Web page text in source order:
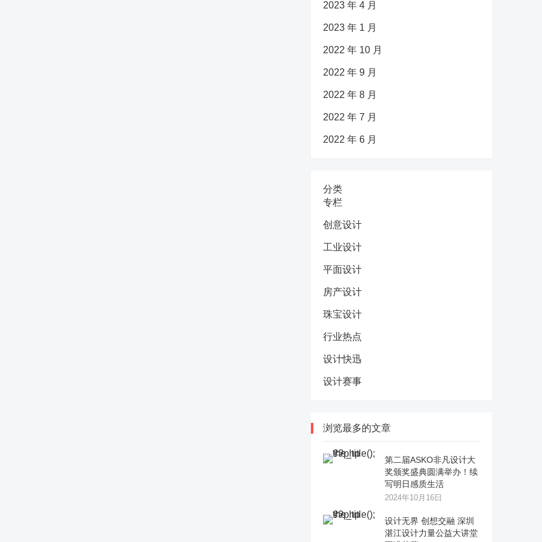
2023 年 4 月
2023 年 1 月
2022 年 10 月
2022 年 9 月
2022 年 8 月
2022 年 7 月
2022 年 6 月
分类
专栏
创意设计
工业设计
平面设计
房产设计
珠宝设计
行业热点
设计快迅
设计赛事
浏览最多的文章
第二届ASKO非凡设计大
奖颁奖盛典圆满举办！续
写明日感质生活
2024年10月16日
设计无界 创想交融 深圳
湛江设计力量公益大讲堂